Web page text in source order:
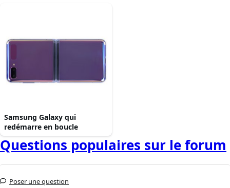
Samsung Galaxy qui
redémarre en boucle
Questions populaires sur le forum
Poser une question